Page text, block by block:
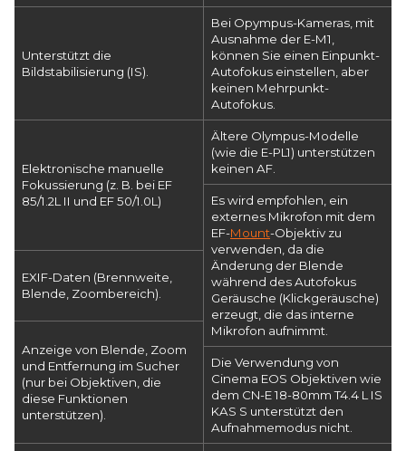
Unterstützt die
Bildstabilisierung (IS).
Bei Opympus-Kameras, mit
Ausnahme der E-M1,
können Sie einen Einpunkt-
Autofokus einstellen, aber
keinen Mehrpunkt-
Autofokus.
Elektronische manuelle
Fokussierung (z. B. bei EF
85/1.2L II und EF 50/1.0L)
Ältere Olympus-Modelle
(wie die E-PL1) unterstützen
keinen AF.
Es wird empfohlen, ein
externes Mikrofon mit dem
EF-Mount-Objektiv zu
verwenden, da die
Änderung der Blende
während des Autofokus
Geräusche (Klickgeräusche)
erzeugt, die das interne
Mikrofon aufnimmt.
EXIF-Daten (Brennweite,
Blende, Zoombereich).
Anzeige von Blende, Zoom
und Entfernung im Sucher
(nur bei Objektiven, die
diese Funktionen
unterstützen).
Die Verwendung von
Cinema EOS Objektiven wie
dem CN-E 18-80mm T4.4 L IS
KAS S unterstützt den
Aufnahmemodus nicht.